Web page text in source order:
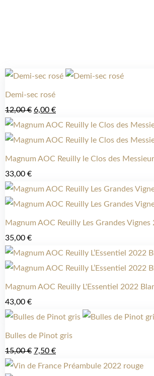
Demi-sec rosé
12,00€ 6,00 €
Magnum AOC Reuilly le Clos des
33,00 €
Magnum AOC Reuilly Les Grandes Vignes
35,00 €
Magnum AOC Reuilly L'Essentiel 2022
43,00 €
Bulles de Pinot gris
15,00€ 7,50 €